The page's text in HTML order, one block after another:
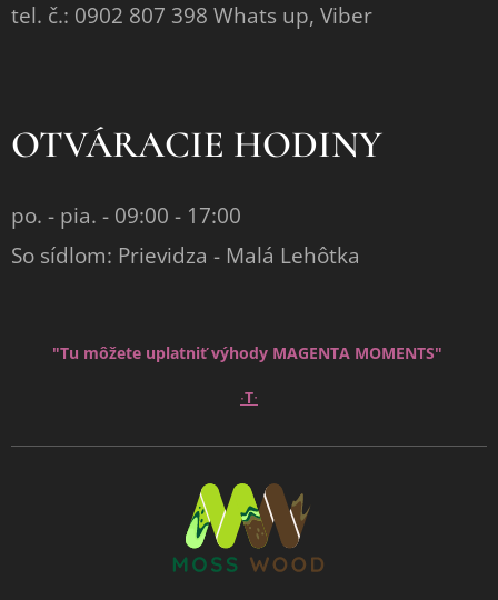
tel. č.: 0902 807 398 Whats up, Viber
OTVÁRACIE HODINY
po. - pia. - 09:00 - 17:00
So sídlom: Prievidza - Malá Lehôtka
"Tu môžete uplatniť výhody MAGENTA MOMENTS"
∙T∙